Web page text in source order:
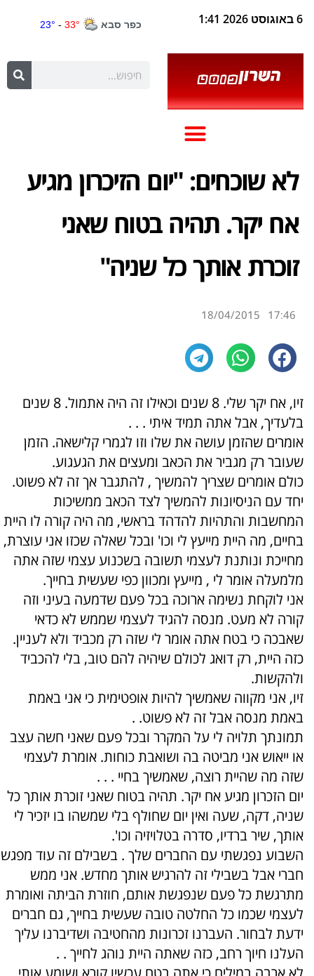
6 באוגוסט 2026 1:41
לא שוכחים: "יום הזיכרון מגיע
אח יקר. תהיה בטוח שאני
זוכרת אותך כל שניה"
17:46
18/04/2015
זיו, אח יקר שלי. 8 שנים וכאילו זה היה אתמול. 8 שנים
בלעדיך, אבל אתה תמיד איתי . . .
אומרים שהזמן עושה את שלו וזו לגמרי קלישאה. הזמן
שעובר רק מגביר את הכאב ומעצים את הגעגוע.
כולם אומרים שצריך להמשיך , להתגבר אך זה לא פשוט.
יחד עם הניסיונות להמשיך לצד הכאב ממשיכות
המחשבות והתהיות להדהד בראשי, מה היה קורה לו היית
בחיים, מה היית מייעץ לי וכו' ובכל שאלה שכזו אני עוצרת,
מחייכת ונותנת לעצמי תשובה בשכנוע עצמי שזה אתה
מלמעלה אומר לי , מייעץ ומכוון כפי שעשית בחייך.
אני לוקחת נשימה ארוכה בכל פעם שדמעה בעיני וזה
קורה לא מעט. מנסה להגיד לעצמי שממש לא כדאי
שאבכה כי בטח אתה אומר לי שזה רק מכביד ולא לעניין.
כזה היית, רק דואג לכולם שיהיה להם טוב, בלי להכביד
ולהקשות.
זיו, אני מקווה שאמשיך להיות אופטימית כי אני באמת
באמת מנסה אבל זה לא פשוט. .
תמונתך תלויה לי על המקרר ובכל פעם שאני חשה עצב
או ייאוש אני מביטה בה ושואבת כוחות. אומרת לעצמי
שזה מה שהיית רוצה, שאמשיך בחיי . . .
יום הזכרון מגיע אח יקר. תהיה בטוח שאני זוכרת אותך כל
שניה, דקה, שעה ואין יום שחולף בלי שמשהו בו יזכיר לי
אותך, שיר ברדיו, סדרה בטלויזיה וכו'.
השבוע נפגשתי עם החברים שלך . בשבילם זה עוד מפגש
חברי אבל בשבילי זה להרגיש אותך מחדש. אני ממש
מתרגשת כל פעם שנפגשת אותם, חוזרת הביתה ואומרת
לעצמי שכמו כל החלטה טובה שעשית בחייך, גם חברים
ידעת לבחור. העברנו זכרונות מהחטיבה ושדיברנו עליך
העלנו חיוך רחב, כזה שאתה היית נוהג לחייך . .